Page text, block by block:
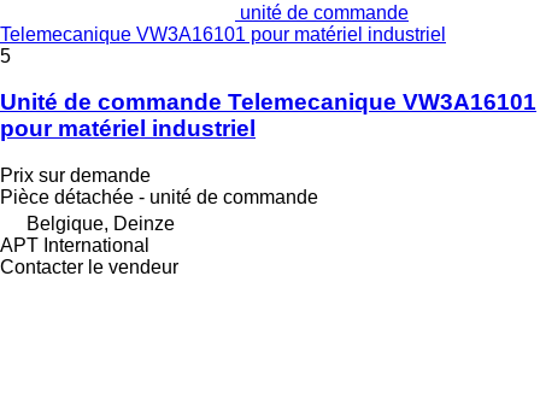
unité de commande
Telemecanique VW3A16101 pour matériel industriel
5
Unité de commande Telemecanique VW3A16101
pour matériel industriel
Prix sur demande
Pièce détachée - unité de commande
Belgique, Deinze
APT International
Contacter le vendeur